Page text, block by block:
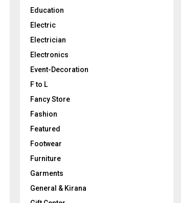
Education
Electric
Electrician
Electronics
Event-Decoration
F to L
Fancy Store
Fashion
Featured
Footwear
Furniture
Garments
General & Kirana